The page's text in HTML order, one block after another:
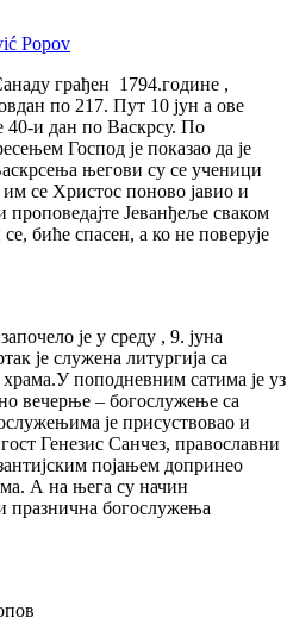
Popov
грађен 1794.године ,
по 217. Пут 10 јун а ове
40-и дан по Васкрсу. По
Господ је показао да је
његови су се ученици
се Христос поново јавио и
Јеванђеље сваком
биће спасен, а ко не поверује
је у среду , 9. јуна
је служена литургија са
поподневним сатима је уз
вечерње – богослужење са
је присуствовао и
Генезис Санчез, православни
појањем допринео
А на њега су начин
празнична богослужења